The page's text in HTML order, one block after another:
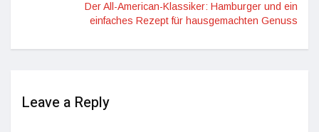
Der All-American-Klassiker: Hamburger und ein
einfaches Rezept für hausgemachten Genuss
Leave a Reply